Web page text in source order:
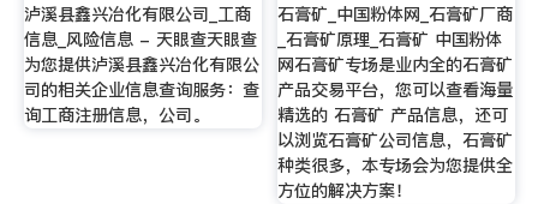
泸溪县鑫兴冶化有限公司_工商
信息_风险信息 - 天眼查天眼查
为您提供泸溪县鑫兴冶化有限公
司的相关企业信息查询服务：查
询工商注册信息，公司。
石膏矿_中国粉体网_石膏矿厂商
_石膏矿原理_石膏矿 中国粉体
网石膏矿专场是业内全的石膏矿
产品交易平台，您可以查看海量
精选的 石膏矿 产品信息，还可
以浏览石膏矿公司信息，石膏矿
种类很多，本专场会为您提供全
方位的解决方案！